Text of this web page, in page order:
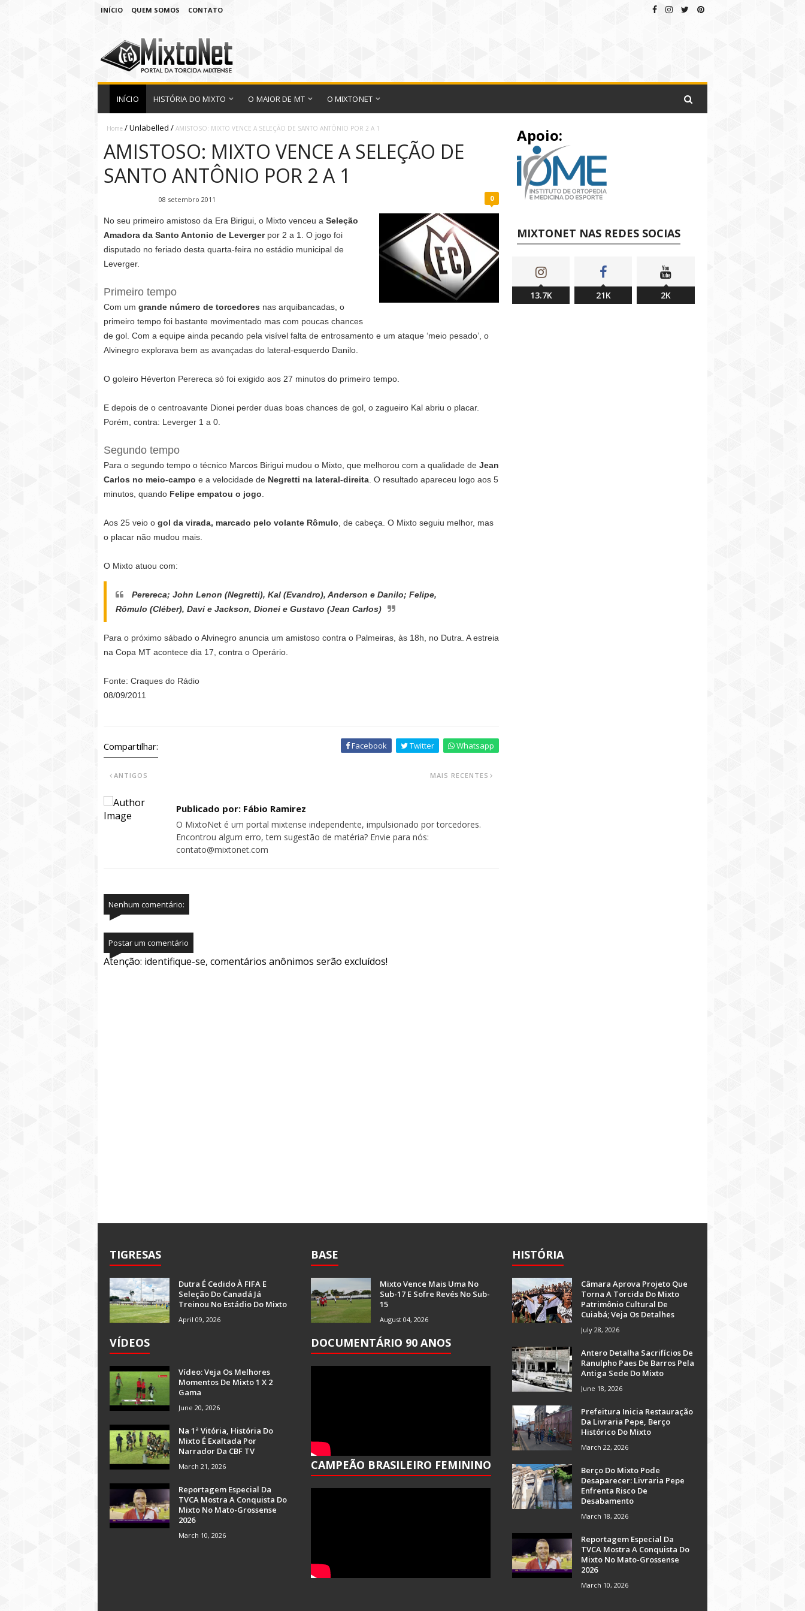
INÍCIO QUEM SOMOS CONTATO
INÍCIO HISTÓRIA DO MIXTO O MAIOR DE MT O MIXTONET
Home /Unlabelled / AMISTOSO: MIXTO VENCE A SELEÇÃO DE SANTO ANTÔNIO POR 2 A 1
AMISTOSO: MIXTO VENCE A SELEÇÃO DE
SANTO ANTÔNIO POR 2 A 1
08 setembro 2011 0
No seu primeiro amistoso da Era Birigui, o Mixto venceu a Seleção
Amadora da Santo Antonio de Levergerpor 2 a 1. O jogo foi
disputado no feriado desta quarta-feira no estádio municipal de
Leverger.
Primeiro tempo
Com um grande número de torcedores nas arquibancadas, o
primeiro tempo foi bastante movimentado mas com poucas chances
de gol. Com a equipe ainda pecando pela visível falta de entrosamento e um ataque ‘meio pesado’, o
Alvinegro explorava bem as avançadas do lateral-esquerdo Danilo.
O goleiro Héverton Perereca só foi exigido aos 27 minutos do primeiro tempo.
E depois de o centroavante Dionei perder duas boas chances de gol, o zagueiro Kal abriu o placar.
Porém, contra: Leverger 1 a 0.
Segundo tempo
Para o segundo tempo o técnico Marcos Birigui mudou o Mixto, que melhorou com a qualidade de Jean
Carlos no meio-campo e a velocidade de Negretti na lateral-direita . O resultado apareceu logo aos 5
minutos, quando Felipe empatou o jogo
Aos 25 veio o gol da virada, marcado pelo volante Rômulo , de cabeça. O Mixto seguiu melhor, mas
o placar não mudou mais.
O Mixto atuou com:
Perereca; John Lenon (Negretti), Kal (Evandro), Anderson e Danilo; Felipe,
Rômulo (Cléber), Davi e Jackson, Dionei e Gustavo (Jean Carlos)
Para o próximo sábado o Alvinegro anuncia um amistoso contra o Palmeiras, às 18h, no Dutra. A estreia
na Copa MT acontece dia 17, contra o Operário.
Fonte: Craques do Rádio
08/09/2011
Compartilhar: Facebook Twitter Whatsapp
MAIS RECENTES
ANTIGOS
Publicado por: Fábio Ramirez
O MixtoNet é um portal mixtense independente, impulsionado por torcedores.
Encontrou algum erro, tem sugestão de matéria? Envie para nós:
contato@mixtonet.com
Nenhum comentário:
Postar um comentário
Atenção: identifique-se, comentários anônimos serão excluídos!
Apoio:
MIXTONET NAS REDES SOCIAS
13.7K 21K 2K
TIGRESAS
Dutra É Cedido À FIFA E
Seleção Do Canadá Já
Treinou No Estádio Do Mixto
April 09, 2026
VÍDEOS
Vídeo: Veja Os Melhores
Momentos De Mixto 1 X 2
Gama
June 20, 2026
Na 1ª Vitória, História Do
Mixto É Exaltada Por
Narrador Da CBF TV
March 21, 2026
Reportagem Especial Da
TVCA Mostra A Conquista Do
Mixto No Mato-Grossense
2026
March 10, 2026
BASE
Mixto Vence Mais Uma No
Sub-17 E Sofre Revés No Sub-
15
August 04, 2026
DOCUMENTÁRIO 90 ANOS
CAMPEÃO BRASILEIRO FEMININO
HISTÓRIA
Câmara Aprova Projeto Que
Torna A Torcida Do Mixto
Patrimônio Cultural De
Cuiabá; Veja Os Detalhes
July 28, 2026
Antero Detalha Sacrifícios De
Ranulpho Paes De Barros Pela
Antiga Sede Do Mixto
June 18, 2026
Prefeitura Inicia Restauração
Da Livraria Pepe, Berço
Histórico Do Mixto
March 22, 2026
Berço Do Mixto Pode
Desaparecer: Livraria Pepe
Enfrenta Risco De
Desabamento
March 18, 2026
Reportagem Especial Da
TVCA Mostra A Conquista Do
Mixto No Mato-Grossense
2026
March 10, 2026